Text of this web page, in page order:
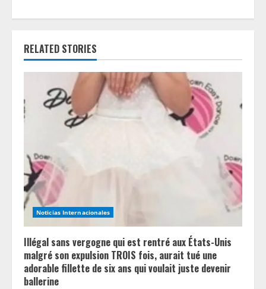
u
R
a
d
i
n
g
RELATED STORIES
Noticias Internacionales
Illégal sans vergogne qui est rentré aux États-Unis
malgré son expulsion TROIS fois, aurait tué une
adorable fillette de six ans qui voulait juste devenir
ballerine